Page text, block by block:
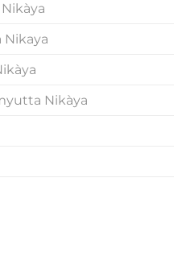
Nikaya
Nikàya